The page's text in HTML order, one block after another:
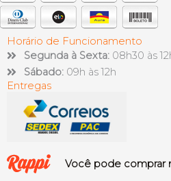
Horário de Funcionamento
Segunda à Sexta: 08h30 às
Sábado: 09h às 12h
Entregas
Você pode comprar